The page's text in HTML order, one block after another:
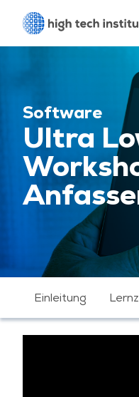
Software
Ultra
Einleitung